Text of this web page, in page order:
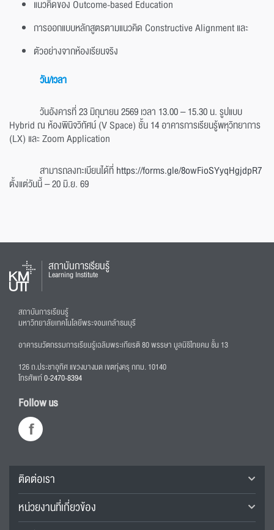
แนวคิดของ Outcome-based Education
การออกแบบหลักสูตรตามแนวคิด Constructive Alignment และ
ตัวอย่างจากห้องเรียนจริง
วัน/เวลา
วันอังคารที่ 23 มิถุนายน 2569 เวลา 13.00 – 15.30 น. รูปแบบ
Hybrid ณ ห้องพินิจวิทัศน์ (V Space) ชั้น 14 อาคารการเรียนรู้พหุวิทยาการ
(LX) และ Zoom Application
สามารถลงทะเบียนได้ที่https://forms.gle/8owFioSYyqHgjdpR7
ตั้งแต่วันนี้ – 20 มิ.ย. 69
สถาบันการเรียนรู้
Learning Institute
สถาบันการเรียนรู้
มหาวิทยาลัยเทคโนโลยีพระจอมเกล้าธนบุรี
อาคารนวัตกรรมการเรียนรู้เฉลิมพระเกียรติ 80 พรรษา มูลนิธิไทยคม ชั้น 13
126 ถ.ประชาอุทิศ แขวงบางมด เขตทุ่งครุ กทม. 10140
โทรศัพท์0-2470-8394
Follow us
ติดต่อเรา
หน่วยงานที่เกี่ยวข้อง